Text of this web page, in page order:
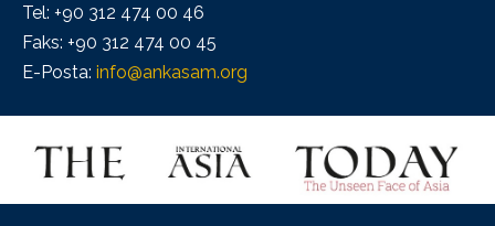
Tel: +90 312 474 00 46
Faks: +90 312 474 00 45
E-Posta: info@ankasam.org